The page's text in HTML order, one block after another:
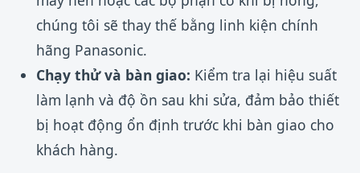
chúng tôi sẽ thay thế bằng linh kiện chính
hãng Panasonic.
Chạy thử và bàn giao: Kiểm tra lại hiệu suất
làm lạnh và độ ồn sau khi sửa, đảm bảo thiết
bị hoạt động ổn định trước khi bàn giao cho
khách hàng.